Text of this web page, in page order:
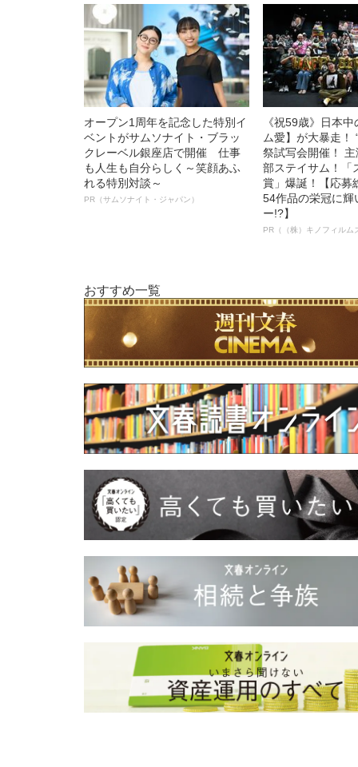
オープン1周年を記念した特別イ
ベントがサムソナイト・ブラッ
クレーベル銀座店で開催 仕事
も人生も自分らしく～笑顔あふ
れる特別対談～
PR（サムソナイト・ジャパン）
《祝59歳》日本
ム愛】が大暴走！
祭試写会開催！
部ステイサム！「
賞」爆誕！【応募
54作品の栄冠に輝
ー!?】
PR（（株）キノフィルム
おすすめ一覧